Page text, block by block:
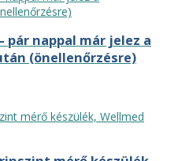
pár nappal már jelez a
(önellenőrzésre)